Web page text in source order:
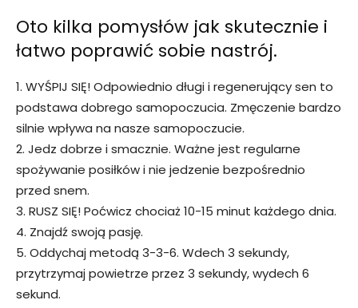
Oto kilka pomysłów jak skutecznie i
łatwo poprawić sobie nastrój.
1. WYŚPIJ SIĘ! Odpowiednio długi i regenerujący sen to
podstawa dobrego samopoczucia. Zmęczenie bardzo
silnie wpływa na nasze samopoczucie.
2. Jedz dobrze i smacznie. Ważne jest regularne
spożywanie posiłków i nie jedzenie bezpośrednio
przed snem.
3. RUSZ SIĘ! Poćwicz chociaż 10-15 minut każdego dnia.
4. Znajdź swoją pasję.
5. Oddychaj metodą 3-3-6. Wdech 3 sekundy,
przytrzymaj powietrze przez 3 sekundy, wydech 6
sekund.